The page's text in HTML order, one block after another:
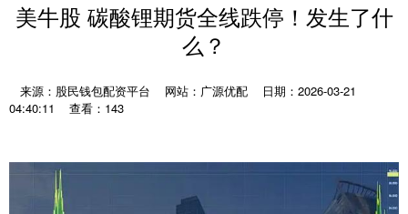
美牛股 碳酸锂期货全线跌停！发生了什
么？
来源：股民钱包配资平台 网站：广源优配
日期：2026-03-21
04:40:11
查看：143